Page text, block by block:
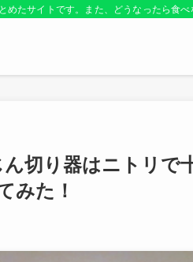
めたサイトです。また、どうなったら食
切り器はニトリで
みた！